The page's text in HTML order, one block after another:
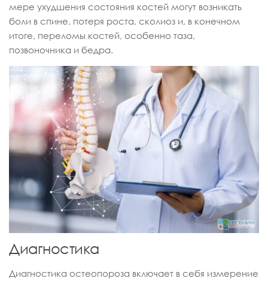
мере ухудшения состояния костей могут возникать
боли в спине, потеря роста, сколиоз и, в конечном
итоге, переломы костей, особенно таза,
позвоночника и бедра.
Диагностика
Диагностика остеопороза включает в себя измерение